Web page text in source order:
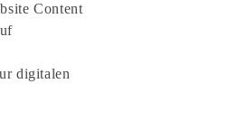
Content
digitalen